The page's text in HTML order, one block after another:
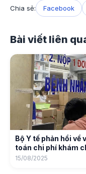
Chia sẻ: Facebook
Bài viết liên
Bộ Y tế phản hồi
toán chi phí khám
15/08/2025